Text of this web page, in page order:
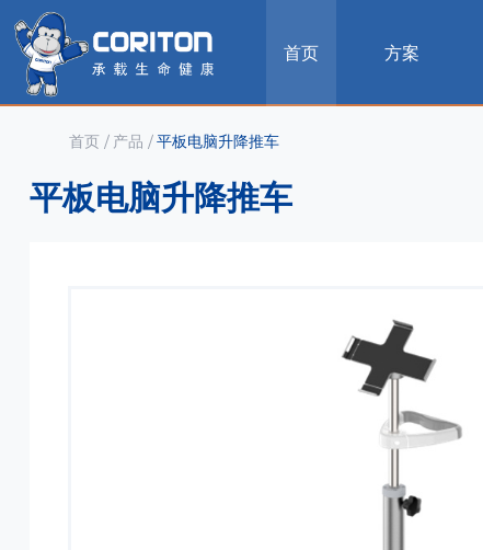
首页 方案
首页/ 产品 /平板电脑升降推车
平板电脑升降推车